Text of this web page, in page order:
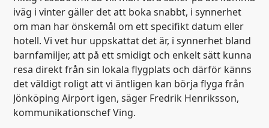
iväg i vinter gäller det att boka snabbt, i synnerhet
om man har önskemål om ett specifikt datum eller
hotell. Vi vet hur uppskattat det är, i synnerhet bland
barnfamiljer, att på ett smidigt och enkelt sätt kunna
resa direkt från sin lokala flygplats och därför känns
det väldigt roligt att vi äntligen kan börja flyga från
Jönköping Airport igen, säger Fredrik Henriksson,
kommunikationschef Ving.